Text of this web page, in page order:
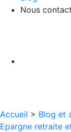
Nous
Accueil > Blog et
Epargne retraite